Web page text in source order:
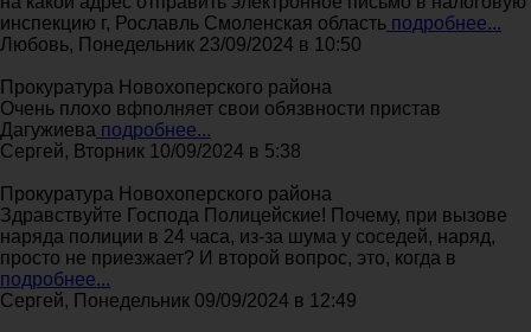
инспекцию г, Рославль Смоленская область подробнее...
Любовь, Понедельник 23/09/2024 в 10:50
Прокуратура Новохоперского района
Очень плохо вфполняет свои обязвности пристав
Дагужиева подробнее...
Сергей, Вторник 10/09/2024 в 5:38
Прокуратура Новохоперского района
Здравствуйте Господа Полицейские! Почему, при вызове
наряда полиции в 24 часа, из-за шума у соседей, наряд,
просто не приезжает? И второй вопрос, это, когда в
подробнее...
Сергей, Понедельник 09/09/2024 в 12:49